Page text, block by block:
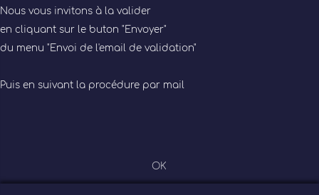
Nous vous invitons à la valider
en cliquant sur le buton "Envoyer"
du menu "Envoi de l'email de validation"
Puis en suivant la procédure par mail
OK